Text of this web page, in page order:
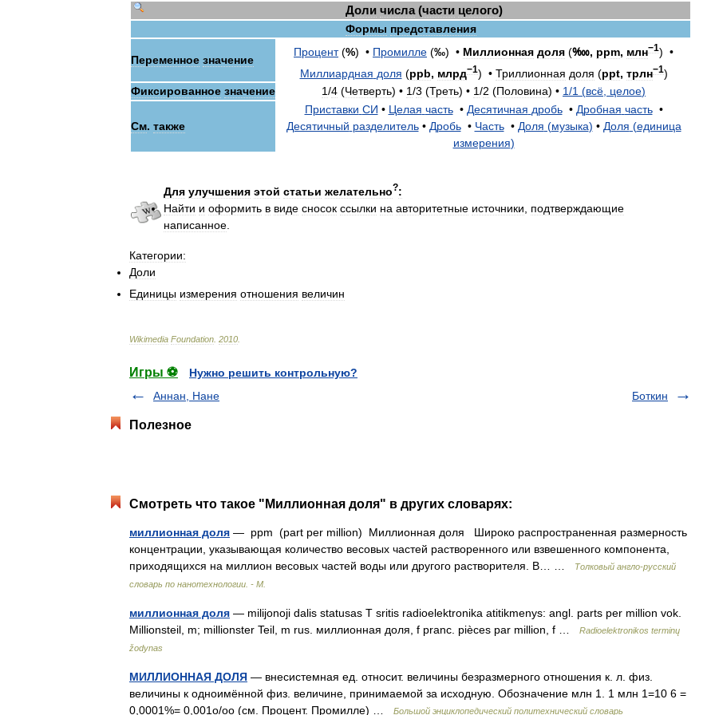
Доли числа(части целого)
Формы представления
Переменное значение
Процент(%) • Промилле (‰) • Миллионная доля (‱, ppm, млн−1) •
Миллиардная доля (ppb, млрд−1) • Триллионная доля (ppt, трлн−1)
Фиксированное значение 1/4 (Четверть) • 1/3 (Треть) • 1/2 (Половина) • 1/1 (всё, целое)
См. также
Приставки СИ • Целая часть• Десятичная дробь• Дробная часть•
Десятичный разделитель• Дробь• Часть• Доля (музыка) • Доля (единица
измерения)
Для улучшения этой статьи желательно?:
Найти и оформить в виде сносок ссылки на авторитетные источники, подтверждающие
написанное.
Категории:
Доли
Единицы измерения отношения величин
Wikimedia Foundation 2010
Игры ⚽
Нужно решить контрольную?
Аннан, Нане
Боткин
Полезное
Смотреть что такое "Миллионная доля" в других словарях:
миллионная доля — ppm (part per million) Миллионная доля Широко распространенная размерность
концентрации, указывающая количество весовых частей растворенного или взвешенного компонента,
приходящихся на миллион весовых частей воды или другого растворителя. В… …
Толковый англо-русский
словарь по нанотехнологии. - М.
миллионная доля — milijonoji dalis statusas T sritis radioelektronika atitikmenys: angl. parts per million vok.
Millionsteil, m; millionster Teil, m rus. миллионная доля, f pranc. pièces par million, f …
Radioelektronikos terminų
žodynas
МИЛЛИОННАЯ ДОЛЯ — внесистемная ед. относит. величины безразмерного отношения к. л. физ.
величины к одноимённой физ. величине, принимаемой за исходную. Обозначение млн 1. 1 млн 1=10 6 =
0,0001%= 0,001о/оо (см. Процент. Промилле) …
Большой энциклопедический политехнический словарь